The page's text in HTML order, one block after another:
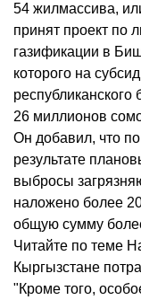
54 жилмассива,
принят проект по
газификации в
которого на
26 миллионов
Он добавил, что
результате
выбросы
наложено более
общую сумму
Читайте по теме
Кыргызстане
"Кроме того,